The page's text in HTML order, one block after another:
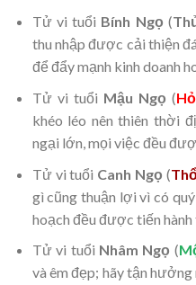
Tử vi tuổi Bính Ngọ (
thu nhập được cải thiện
để đẩy mạnh kinh doanh
Tử vi tuổi Mậu Ngọ (
khéo léo nên thiên thời
ngại lớn, mọi việc đều
Tử vi tuổi Canh Ngọ (
gì cũng thuận lợi vì có
hoạch đều được tiến hành
Tử vi tuổi Nhâm Ngọ (
và êm đẹp; hãy tận